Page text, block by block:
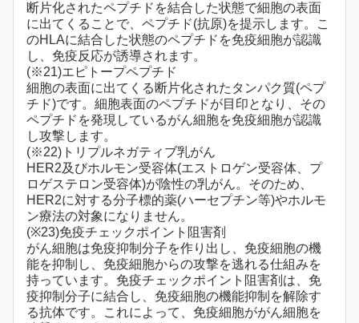
断片化されたペプチドを結合した状態で細胞の表面
に出てくることで、ペプチド(抗原)を提示します。こ
のHLAに結合した状態のペプチドを免疫細胞が認識
し、免疫反応が誘導されます。
(※21)エピトープペプチド
細胞の表面に出てくる断片化されたタンパク質(ペプ
チド)です。細胞表面のペプチドが目印となり、その
ペプチドを発現しているがん細胞を免疫細胞が認識
し攻撃します。
(※22)トリプルネガティブ乳がん
HER2及びホルモン受容体(エストロゲン受容体、プ
ロゲステロン受容体)が陰性の乳がん。そのため、
HER2に対する分子標的薬(ハーセプチン等)やホルモ
ン療法の対象になりません。
(※23)免疫チェックポイント阻害剤
がん細胞は免疫抑制分子を作り出し、免疫細胞の機
能を抑制し、免疫細胞からの攻撃を逃れる仕組みを
持っています。免疫チェックポイント阻害剤は、免
疫抑制分子に結合し、免疫細胞の機能抑制を解除す
る抗体です。これによって、免疫細胞ががん細胞を